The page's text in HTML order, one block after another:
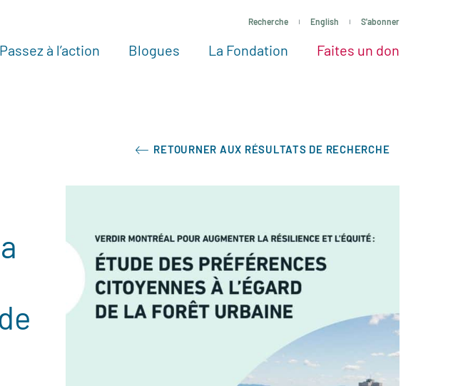
Recherche English S'abonner
Voir tous les projets
Nos Experts
Passez à l’action Passez à l’action
Blogues La FondationLa Fondation
Faites un don
Autres façons de faire un don
RETOURNER AUX RÉSULTATS DE RECHERCHE